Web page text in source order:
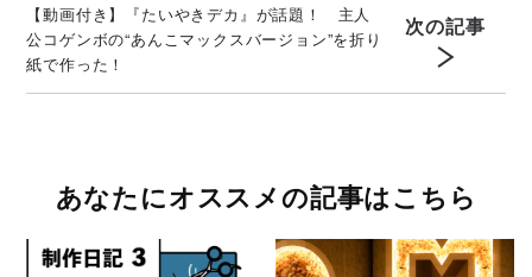
【動画付き】『たいやきデカ』が話題！ 主人
公コゲンボの“あんこマックスバージョン”を折り
紙で作った！
次の記事
あなたにオススメの記事はこちら